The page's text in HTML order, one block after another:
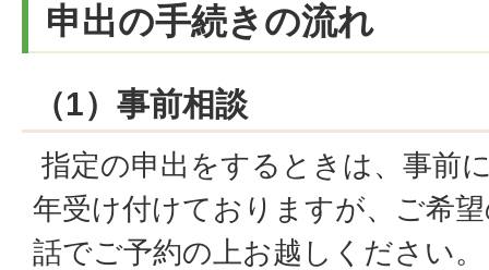
申出の手続きの流れ
（1）事前相談
指定の申出をするときは、事前
年受け付けておりますが、ご希
話でご予約の上お越しください。